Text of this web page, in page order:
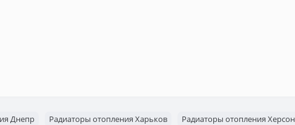
Днепр Радиаторы отопления Харьков Радиаторы отопления Херсон